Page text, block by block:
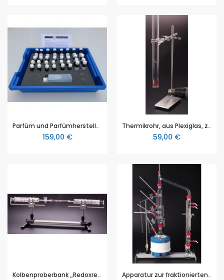
Parfüm und Parfümherstellung, als Unterrichtseinheit / Parfümlabor
159,00 €
Thermikrohr, aus Plexiglas, zur Veranschaulichung des Prinzips des Thermik
59,00 €
Kolbenproberbank ,,Redoxreaktionen", zur Luft und Gasanalyse bei Oxidations-Reduktionsreaktionen, kompletter Aufbau mit Stativmaterial Apparatur zur fraktionierten Erdöldestillation, kompletter RODAVISS Aufbau mit Stativmaterial, zur Demonstration im Chemieunterricht